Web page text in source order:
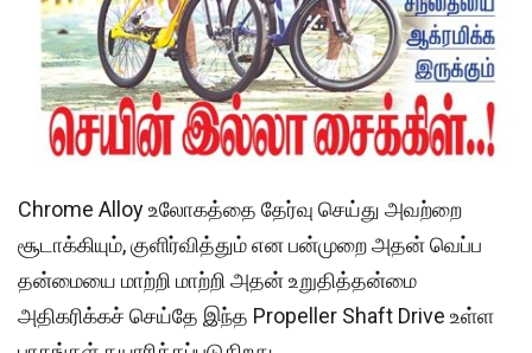
Chrome Alloy உலோகத்தை தேர்வு செய்து அவற்றை
சூடாக்கியும், குளிர்வித்தும் என பன்முறை அதன் வெப்ப
தன்மையை மாற்றி மாற்றி அதன் உறுதித்தன்மை
அதிகரிக்கச் செய்தே இந்த Propeller Shaft Drive உள்ள